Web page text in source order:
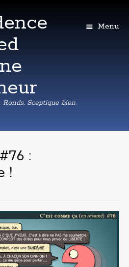
Sceptique bien
Menu
:
!